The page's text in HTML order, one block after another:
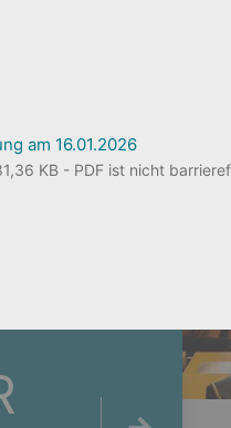
am 16.01.2026
KB - PDF ist nicht